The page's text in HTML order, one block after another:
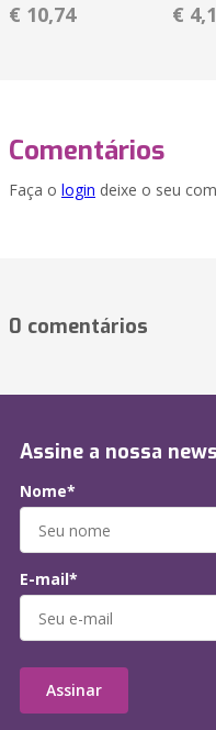
€ 10,74 €
Comentários
Faça o login deixe o seu
0 comentários
Assine a nossa
Nome*
E-mail*
Assinar